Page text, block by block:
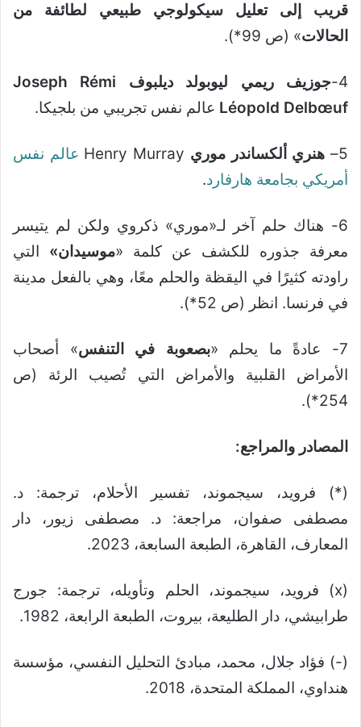
قريب إلى تعليل سيكولوجي طبيعي لطائفة من
الحالات» (ص 99*).
4- جوزيف ريمي ليوبولد ديلبوف Joseph Rémi
Léopold Delbœuf عالم نفس تجريبي من بلجيكا.
5– هنري ألكساندر موري Henry Murray عالم نفس
أمريكي بجامعة هارفارد.
6- هناك حلم آخر لـ«موري» ذكروي ولكن لم يتيسر
معرفة جذوره للكشف عن كلمة «موسيدان» التي
راودته كثيرًا في اليقظة والحلم معًا، وهي بالفعل مدينة
في فرنسا. انظر (ص 52*).
7- عادةً ما يحلم « بصعوبة في التنفس» أصحاب
الأمراض القلبية والأمراض التي تُصيب الرئة (ص
254*).
المصادر والمراجع:
(*) فرويد، سيجموند، تفسير الأحلام، ترجمة: د.
مصطفى صفوان، مراجعة: د. مصطفى زيور، دار
المعارف، القاهرة، الطبعة السابعة، 2023.
(x) فرويد، سيجموند، الحلم وتأويله، ترجمة: جورج
طرابيشي، دار الطليعة، بيروت، الطبعة الرابعة، 1982.
(-) فؤاد جلال، محمد، مبادئ التحليل النفسي، مؤسسة
هنداوي، المملكة المتحدة، 2018.